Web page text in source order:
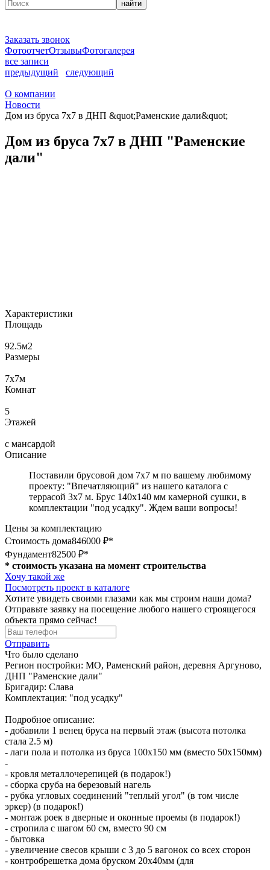
найти
Заказать звонок
ФотоотчетОтзывыФотогалерея
все записи
предыдущий
следующий
О компании
Новости
Дом из бруса 7х7 в ДНП &quot;Раменские дали&quot;
Дом из бруса 7х7 в ДНП "Раменские
дали"
Характеристики
Площадь
92.5м2
Размеры
7х7м
Комнат
5
Этажей
с мансардой
Описание
Поставили брусовой дом 7х7 м по вашему любимому
проекту: "Впечатляющий" из нашего каталога с
террасой 3х7 м. Брус 140х140 мм камерной сушки, в
комплектации "под усадку". Ждем ваши вопросы!
Цены за комплектацию
Стоимость дома846000 ₽*
Фундамент82500 ₽*
* стоимость указана на момент строительства
Хочу такой же
Посмотреть проект в каталоге
Хотите увидеть своими глазами как мы строим наши дома?
Отправьте заявку на посещение любого нашего строящегося
объекта прямо сейчас!
Отправить
Что было сделано
Регион постройки: МО, Раменский район, деревня Аргуново,
ДНП "Раменские дали"
Бригадир: Слава
Комплектация: "под усадку"
Подробное описание:
- добавили 1 венец бруса на первый этаж (высота потолка
стала 2.5 м)
- лаги пола и потолка из бруса 100х150 мм (вместо 50х150мм)
-
- кровля металлочерепицей (в подарок!)
- сборка сруба на березовый нагель
- рубка угловых соединений "теплый угол" (в том числе
эркер) (в подарок!)
- монтаж роек в дверные и оконные проемы (в подарок!)
- стропила с шагом 60 см, вместо 90 см
- бытовка
- увеличение свесов крыши с 3 до 5 вагонок со всех сторон
- контробрешетка дома бруском 20х40мм (для